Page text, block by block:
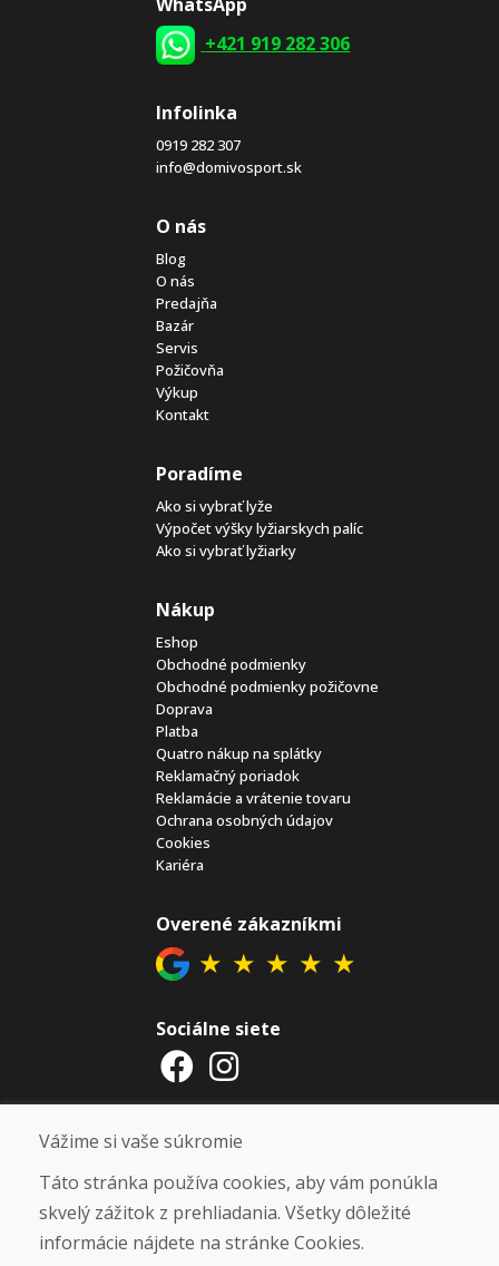
+421 919 282 306
Infolinka
0919 282 307
info@domivosport.sk
O nás
Blog
O nás
Predajňa
Bazár
Servis
Požičovňa
Výkup
Kontakt
Poradíme
Ako si vybrať lyže
Výpočet výšky lyžiarskych palíc
Ako si vybrať lyžiarky
Nákup
Eshop
Obchodné podmienky
Obchodné podmienky požičovne
Doprava
Platba
Quatro nákup na splátky
Reklamačný poriadok
Reklamácie a vrátenie tovaru
Ochrana osobných údajov
Cookies
Kariéra
Overené zákazníkmi
★ ★ ★ ★ ★
Sociálne siete
Otváracie hodiny
UKONČENÁ. ĎAKUJEME VÁM ZA
PRIAZEŇ A TEŠÍME SA NA VÁS OPÄŤ
OD 14. 9. 2026.
Vážime si vaše súkromie
Táto stránka používa cookies, aby vám ponúkla
skvelý zážitok z prehliadania. Všetky dôležité
informácie nájdete na stránke Cookies.